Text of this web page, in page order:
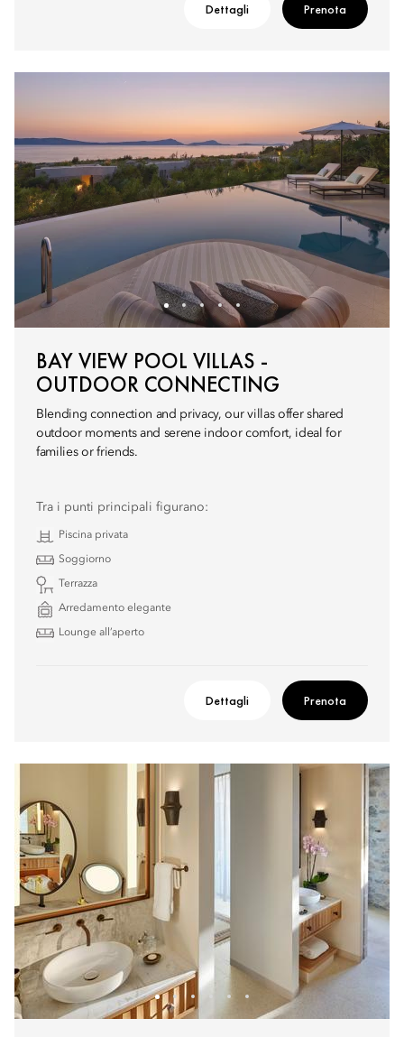
Dettagli Prenota
BAY VIEW POOL VILLAS -
OUTDOOR CONNECTING
Blending connection and privacy, our villas offer shared
outdoor moments and serene indoor comfort, ideal for
families or friends.
Tra i punti principali figurano:
Piscina privata
Soggiorno
Terrazza
Arredamento elegante
Lounge all’aperto
Dettagli Prenota